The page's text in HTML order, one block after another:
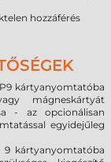
hozzáférés
kártyanyomtatóba
mágneskártyát
- az opcionálisan
egyidejűleg
kártyanyomtatóba